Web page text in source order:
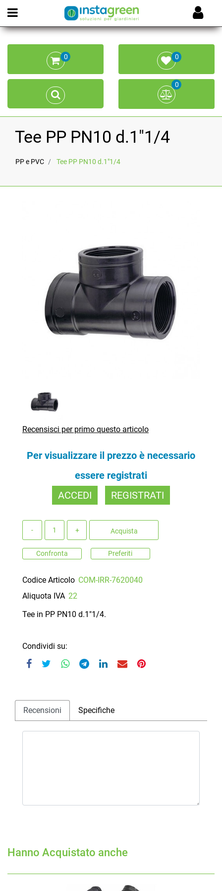
Open menu
0 0
0
Tee PP PN10 d.1"1/4
PP e PVC Tee PP PN10 d.1"1/4
Recensisci per primo questo articolo
Per visualizzare il prezzo è necessario
essere registrati
ACCEDI
REGISTRATI
Acquista
Confronta Preferiti
Codice Articolo COM-IRR-7620040
Aliquota IVA 22
Tee in PP PN10 d.1"1/4.
Condividi su:
Recensioni Specifiche
Hanno Acquistato anche